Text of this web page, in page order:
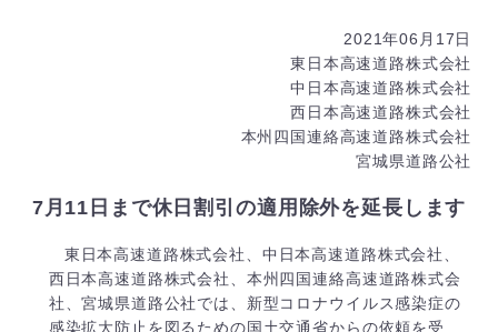
2021年06月17日
東日本高速道路株式会社
中日本高速道路株式会社
西日本高速道路株式会社
本州四国連絡高速道路株式会社
宮城県道路公社
7月11日まで休日割引の適用除外を延長します
東日本高速道路株式会社、中日本高速道路株式会社、
西日本高速道路株式会社、本州四国連絡高速道路株式会
社、宮城県道路公社では、新型コロナウイルス感染症の
感染拡大防止を図るための国土交通省からの依頼を受